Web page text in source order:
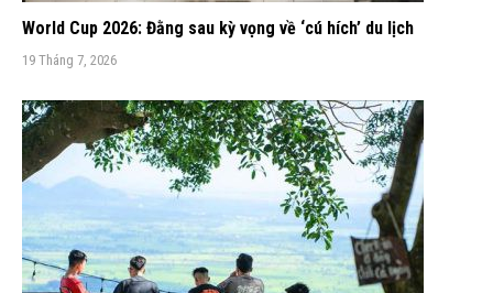
World Cup 2026: Đằng sau kỳ vọng về ‘cú hích’ du lịch
19 Tháng 7, 2026